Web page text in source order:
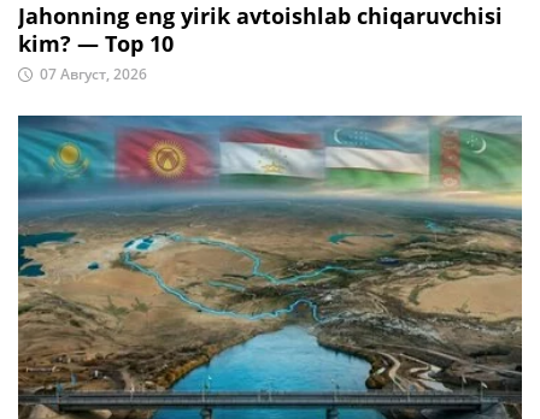
Jahonning eng yirik avtoishlab chiqaruvchisi
kim? — Top 10
07 Август, 2026